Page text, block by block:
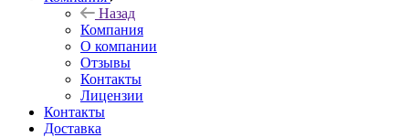
Назад
Компания
О компании
Отзывы
Контакты
Лицензии
Контакты
Доставка